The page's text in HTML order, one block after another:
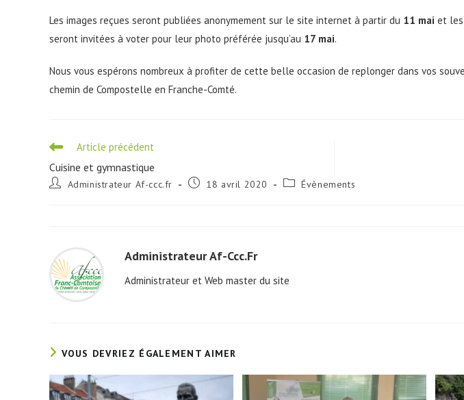
Les images reçues seront publiées anonymement sur le site internet à partir du 11 mai et
seront invitées à voter pour leur photo préférée jusqu’au 17 mai.
Nous vous espérons nombreux à profiter de cette belle occasion de replonger dans vos
chemin de Compostelle en Franche-Comté.
Read
articles
Article précédent
Cuisine et gymnastique
Auteur/autrice
Administrateur Af-ccc.fr
Publication
18 avril 2020
PostÉvènements
Administrateur Af-Ccc.fr
Administrateur et Web master du site
VOUS DEVRIEZ ÉGALEMENT AIMER